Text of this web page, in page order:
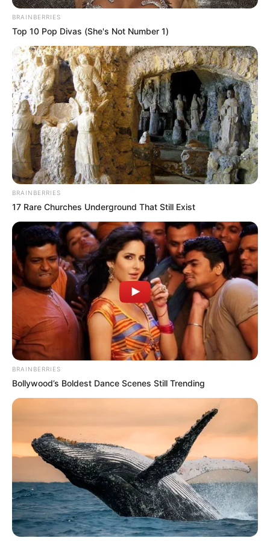
ALERTA BOGOTÁ EN GOOGLE NEWS
TEMAS RELACIONADOS
FISCAL
MANIFESTACIONES
MINISTERIO DE JUSTICIA
MANTÉNGASE EN ALERTA
Tenemos todas las noticias que le
interesan. Para estar bien informado, por
favor, active las notificaciones de Alerta.
ACTIVAR AHORA
TEMAS DESTACADOS
CUNDINAMARCA
DESAPARECIDOS
CORTES DE LUZ
LOCALIDAD DE ENGATIVÁ
BRAINBERRIES
Top 10 Pop Divas (She's Not Number 1)
BRAINBERRIES
17 Rare Churches Underground That Still Exist
BRAINBERRIES
Bollywood’s Boldest Dance Scenes Still Trending